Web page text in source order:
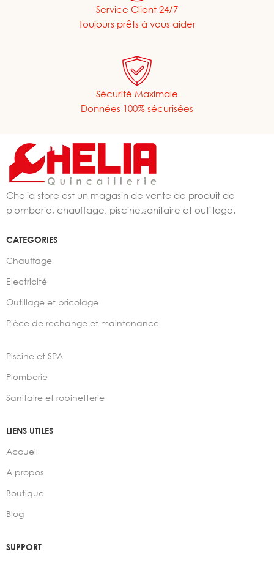
Service Client 24/7
Toujours prêts à vous aider
Sécurité Maximale
Données 100% sécurisées
Chelia store est un magasin de vente de produit de
plomberie, chauffage, piscine,sanitaire et outillage.
CATEGORIES
Chauffage
Electricité
Outillage et bricolage
Pièce de rechange et maintenance
Piscine et SPA
Plomberie
Sanitaire et robinetterie
LIENS UTILES
Accueil
A propos
Boutique
Blog
SUPPORT